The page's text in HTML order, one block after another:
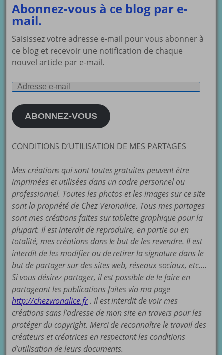
Abonnez-vous à ce blog par e-
mail.
Saisissez votre adresse e-mail pour vous abonner à
ce blog et recevoir une notification de chaque
nouvel article par e-mail.
Adresse
mail
ABONNEZ-VOUS
CONDITIONS D’UTILISATION DE MES PARTAGES
Mes créations qui sont toutes gratuites peuvent être
imprimées et utilisées dans un cadre personnel ou
professionnel. Toutes les photos et les images sur ce site
sont la propriété de Chez Veronalice. Tous mes partages
sont mes créations faites sur tablette graphique pour la
plupart. Il est interdit de reproduire, en partie ou en
totalité, mes créations dans le but de les revendre. Il est
interdit de les modifier ou de retirer la signature dans le
but de partager sur des sites web, réseaux sociaux, etc….
Si vous désirez partager, il est possible de le faire en
partageant les publications faites via ma page
http://chezvronalice.fr. Il est interdit de voir mes
créations sans l’adresse de mon site en travers pour les
protéger du copyright. Merci de reconnaître le travail des
créateurs et créatrices en respectant les conditions
d’utilisation de leurs documents.